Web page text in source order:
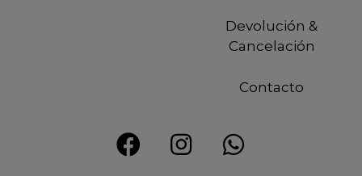
Devolución &
Cancelación
Contacto